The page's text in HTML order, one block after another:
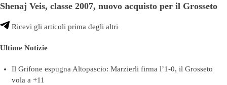
Shenaj Veis, classe 2007, nuovo acquisto per il Grosseto
Ricevi gli articoli prima degli altri
Ultime Notizie
Il Grifone espugna Altopascio: Marzierli firma l’1-0, il Grosseto
vola a +11